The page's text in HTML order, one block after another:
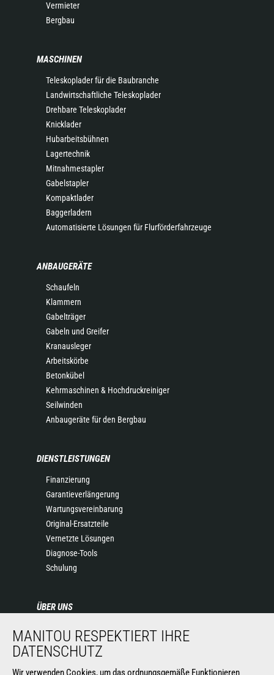
Vermieter
Bergbau
MASCHINEN
Teleskoplader für die Baubranche
Landwirtschaftliche Teleskoplader
Drehbare Teleskoplader
Knicklader
Hubarbeitsbühnen
Lagertechnik
Mitnahmestapler
Gabelstapler
Kompaktlader
Baggerladern
Automatisierte Lösungen für Flurförderfahrzeuge
ANBAUGERÄTE
Schaufeln
Klammern
Gabelträger
Gabeln und Greifer
Kranausleger
Arbeitskörbe
Betonkübel
Kehrmaschinen & Hochdruckreiniger
Seilwinden
Anbaugeräte für den Bergbau
DIENSTLEISTUNGEN
Finanzierung
Garantieverlängerung
Wartungsvereinbarung
Original-Ersatzteile
Vernetzte Lösungen
Diagnose-Tools
Schulung
ÜBER UNS
Kontakt
Impressum
Datenschutz
MANITOU RESPEKTIERT IHRE
DATENSCHUTZ
Wir verwenden Cookies, um das ordnungsgemäße Funktionieren